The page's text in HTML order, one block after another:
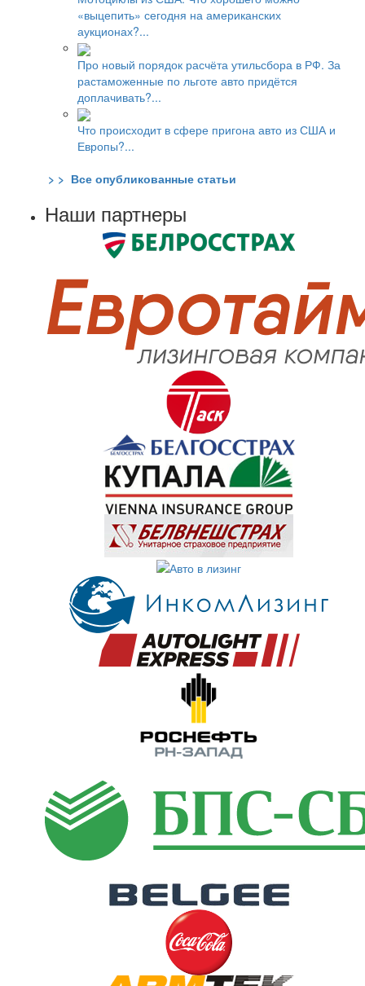
«выцепить» сегодня на американских
аукционах?...
Про новый порядок расчёта утильсбора в РФ. За
растаможенные по льготе авто придётся
доплачивать?...
Что происходит в сфере пригона авто из США и
Европы?...
> > Все опубликованные статьи
Наши партнеры